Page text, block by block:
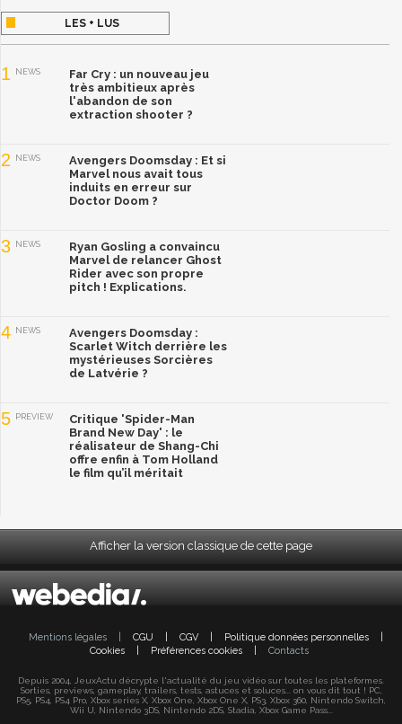
LES + LUS
1 NEWS
Far Cry : un nouveau jeu
très ambitieux après
l'abandon de son
extraction shooter ?
2 NEWS
Avengers Doomsday : Et si
Marvel nous avait tous
induits en erreur sur
Doctor Doom ?
3 NEWS
Ryan Gosling a convaincu
Marvel de relancer Ghost
Rider avec son propre
pitch ! Explications.
4 NEWS
Avengers Doomsday :
Scarlet Witch derrière les
mystérieuses Sorcières
de Latvérie ?
5 PREVIEW
Critique 'Spider-Man
Brand New Day' : le
réalisateur de Shang-Chi
offre enfin à Tom Holland
le film qu’il méritait
Afficher la version classique de cette page
Mentions légales CGU CGV Politique données personnelles
Cookies
Préférences cookies Contacts
Depuis 2004, JeuxActu décrypte l'actualité du jeu vidéo sur toutes les plateformes.
Sorties, previews, gameplay, trailers, tests, astuces et soluces... on vous dit tout ! PC,
PS5, PS4, PS4 Pro, Xbox series X, Xbox One, Xbox One X, PS3, Xbox 360, Nintendo Switch,
Wii U, Nintendo 3DS, Nintendo 2DS, Stadia, Xbox Game Pass...